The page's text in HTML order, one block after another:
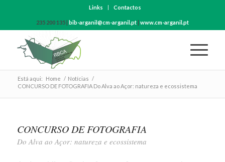
Links Contactos
235 200 135 | bib-arganil@cm-arganil.pt| www.cm-arganil.pt
Está aqui: Home / Notícias /
CONCURSO DE FOTOGRAFIA Do Alva ao Açor: natureza e ecossistema
CONCURSO DE FOTOGRAFIA
Do Alva ao Açor: natureza e ecossistema